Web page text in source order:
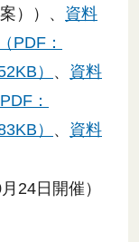
））、 資料
PDF：
） 、 資料
：
） 、 資料
24日開催）